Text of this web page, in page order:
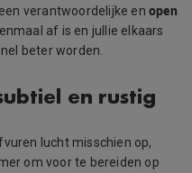
verantwoordelijke enopen
af is en jullie elkaars
beter worden.
en rustig
lucht misschien op,
om voor te bereiden op